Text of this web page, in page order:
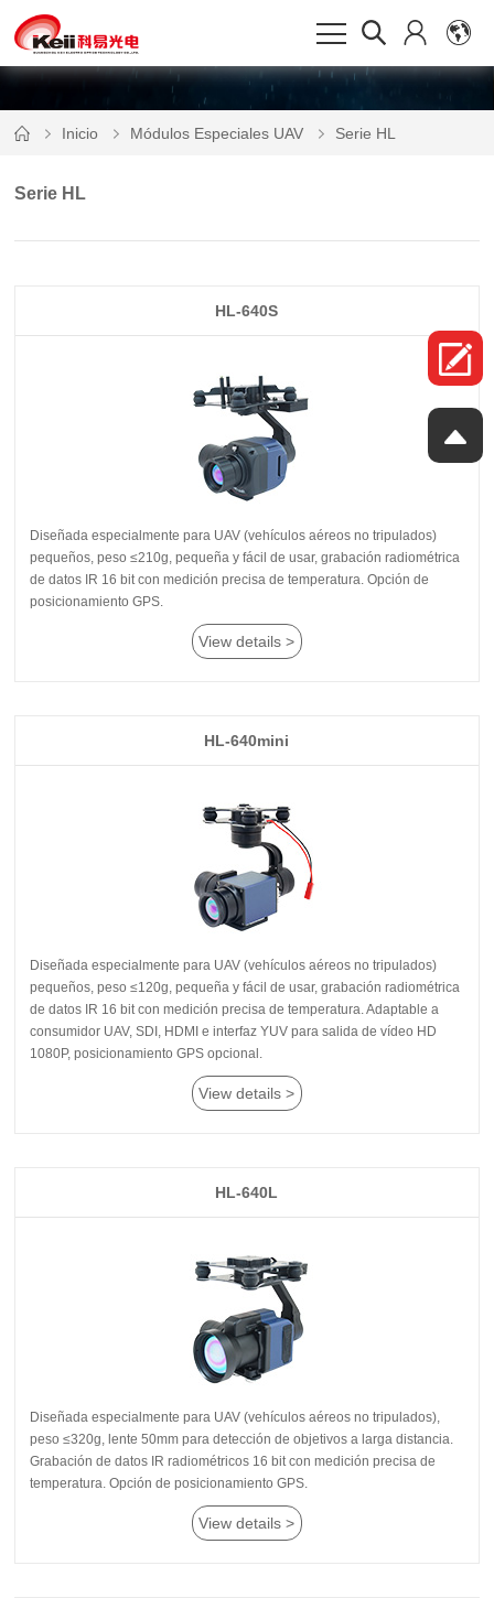
Inicio Módulos Especiales UAV Serie HL
Serie HL
HL-640S
posicionamiento GPS.
View details >
HL-640mini
1080P, posicionamiento GPS opcional.
View details >
HL-640L
temperatura. Opción de posicionamiento GPS.
View details >